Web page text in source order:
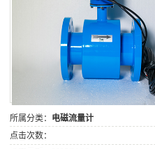
所属分类： 电磁流量计
点击次数：